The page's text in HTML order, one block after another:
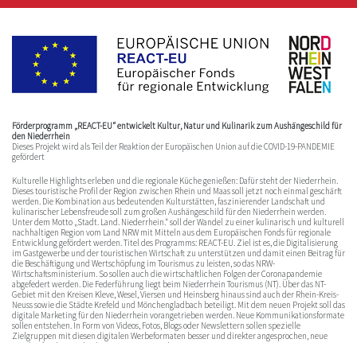
Förderprogramm „REACT-EU“ entwickelt Kultur, Natur und Kulinarik zum Aushängeschild für
den Niederrhein
Dieses Projekt wird als Teil der Reaktion der Europäischen Union auf die COVID-19-PANDEMIE
gefördert
Kulturelle Highlights erleben und die regionale Küche genießen: Dafür steht der Niederrhein.
Dieses touristische Profil der Region zwischen Rhein und Maas soll jetzt noch einmal geschärft
werden. Die Kombination aus bedeutenden Kulturstätten, faszinierender Landschaft und
kulinarischer Lebensfreude soll zum großen Aushängeschild für den Niederrhein werden.
Unter dem Motto „Stadt. Land. Niederrhein.“ soll der Wandel zu einer kulinarisch und kulturell
nachhaltigen Region vom Land NRW mit Mitteln aus dem Europäischen Fonds für regionale
Entwicklung gefördert werden. Titel des Programms: REACT-EU. Ziel ist es, die Digitalisierung
im Gastgewerbe und der touristischen Wirtschaft zu unterstützen und damit einen Beitrag für
die Beschäftigung und Wertschöpfung im Tourismus zu leisten, so das NRW-
Wirtschaftsministerium. So sollen auch die wirtschaftlichen Folgen der Coronapandemie
abgefedert werden. Die Federführung liegt beim Niederrhein Tourismus (NT). Über das NT-
Gebiet mit den Kreisen Kleve, Wesel, Viersen und Heinsberg hinaus sind auch der Rhein-Kreis-
Neuss sowie die Städte Krefeld und Mönchengladbach beteiligt. Mit dem neuen Projekt soll das
digitale Marketing für den Niederrhein vorangetrieben werden. Neue Kommunikationsformate
sollen entstehen. In Form von Videos, Fotos, Blogs oder Newslettern sollen spezielle
Zielgruppen mit diesen digitalen Werbeformaten besser und direkter angesprochen, neue